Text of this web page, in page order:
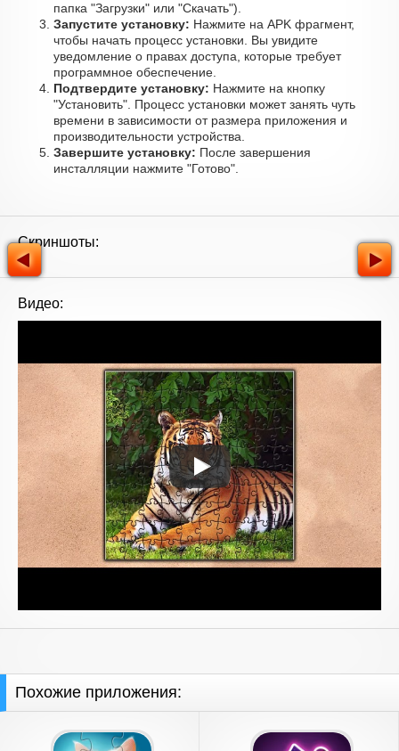
папка "Загрузки" или "Скачать").
Запустите установку: Нажмите на APK фрагмент,
чтобы начать процесс установки. Вы увидите
уведомление о правах доступа, которые требует
программное обеспечение.
Подтвердите установку: Нажмите на кнопку
"Установить". Процесс установки может занять чуть
времени в зависимости от размера приложения и
производительности устройства.
Завершите установку: После завершения
инсталляции нажмите "Готово".
Скриншоты:
Видео:
Похожие приложения: